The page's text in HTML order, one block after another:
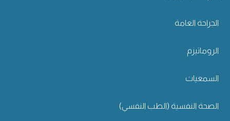
الجراحة العامة
الروماتيزم
السمعيات
الصحة النفسية (الطب النفسي)